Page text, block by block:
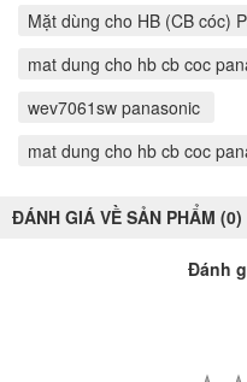
Mặt dùng cho HB (CB cóc)
mat dung cho hb cb coc
wev7061sw panasonic
mat dung cho hb cb coc
ĐÁNH GIÁ VỀ SẢN PHẨM (0)
Đánh